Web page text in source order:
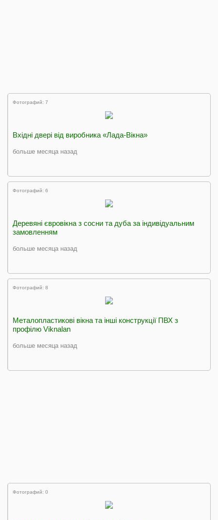
Фотографий: 7
Вхідні двері від виробника «Лада-Вікна»
больше месяца назад
Фотографий: 6
Деревяні євровікна з сосни та дуба за індивідуальним
замовленням
больше месяца назад
Фотографий: 8
Металопластикові вікна та інші конструкції ПВХ з
профілю Viknalan
больше месяца назад
Фотографий: 0